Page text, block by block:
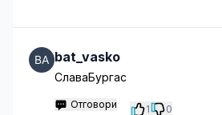
bat_vasko
СлаваБургас
Отговори 1 0